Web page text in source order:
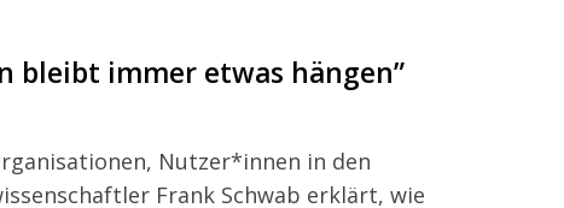
bleibt immer etwas hängen”
Nutzer*innen in den
Frank Schwab erklärt, wie